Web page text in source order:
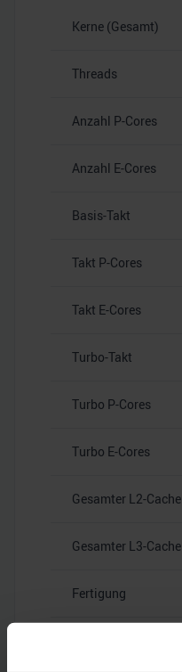
Kerne (Gesamt)
Threads
Anzahl P-Cores
Anzahl E-Cores
Basis-Takt
Takt P-Cores
Takt E-Cores
Turbo-Takt
Turbo P-Cores
Turbo E-Cores
Gesamter L2-Cache
Gesamter L3-Cache
Fertigung